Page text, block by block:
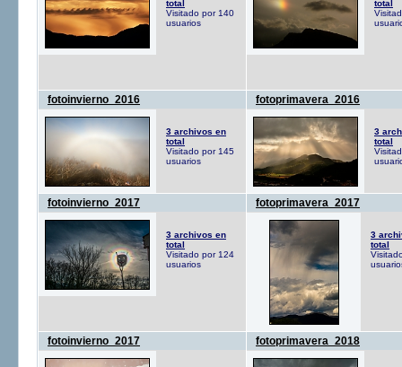
total
Visitado por 140
usuarios
total
fotoinvierno_2016
3 archivos en
total
Visitado por 145
usuarios
fotoprimavera_2016
3
total
fotoinvierno_2017
3 archivos en
total
Visitado por 124
usuarios
fotoprimavera_2017
3
total
fotoinvierno_2017 fotoprimavera_2018